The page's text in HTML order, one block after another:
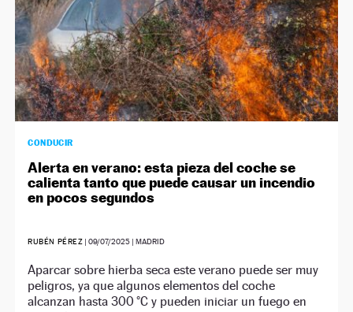
CONDUCIR
Alerta en verano: esta pieza del coche se
calienta tanto que puede causar un incendio
en pocos segundos
RUBÉN PÉREZ |09/07/2025 | MADRID
Aparcar sobre hierba seca este verano puede ser muy
peligros, ya que algunos elementos del coche
alcanzan hasta 300 °C y pueden iniciar un fuego en